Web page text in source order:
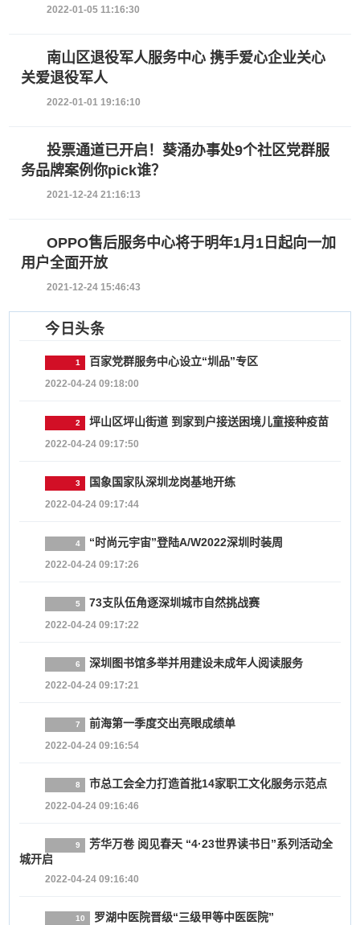
2022-01-05 11:16:30
南山区退役军人服务中心 携手爱心企业关心
关爱退役军人
2022-01-01 19:16:10
投票通道已开启！葵涌办事处9个社区党群服
务品牌案例你pick谁？
2021-12-24 21:16:13
OPPO售后服务中心将于明年1月1日起向一加
用户全面开放
2021-12-24 15:46:43
今日头条
1 百家党群服务中心设立“圳品”专区
2022-04-24 09:18:00
2 坪山区坪山街道 到家到户接送困境儿童接种疫苗
2022-04-24 09:17:50
3 国象国家队深圳龙岗基地开练
2022-04-24 09:17:44
4 “时尚元宇宙”登陆A/W2022深圳时装周
2022-04-24 09:17:26
5 73支队伍角逐深圳城市自然挑战赛
2022-04-24 09:17:22
6 深圳图书馆多举并用建设未成年人阅读服务
2022-04-24 09:17:21
7 前海第一季度交出亮眼成绩单
2022-04-24 09:16:54
8 市总工会全力打造首批14家职工文化服务示范点
2022-04-24 09:16:46
9
芳华万卷 阅见春天 “4·23世界读书日”系列活动全
城开启
2022-04-24 09:16:40
10 罗湖中医院晋级“三级甲等中医医院”